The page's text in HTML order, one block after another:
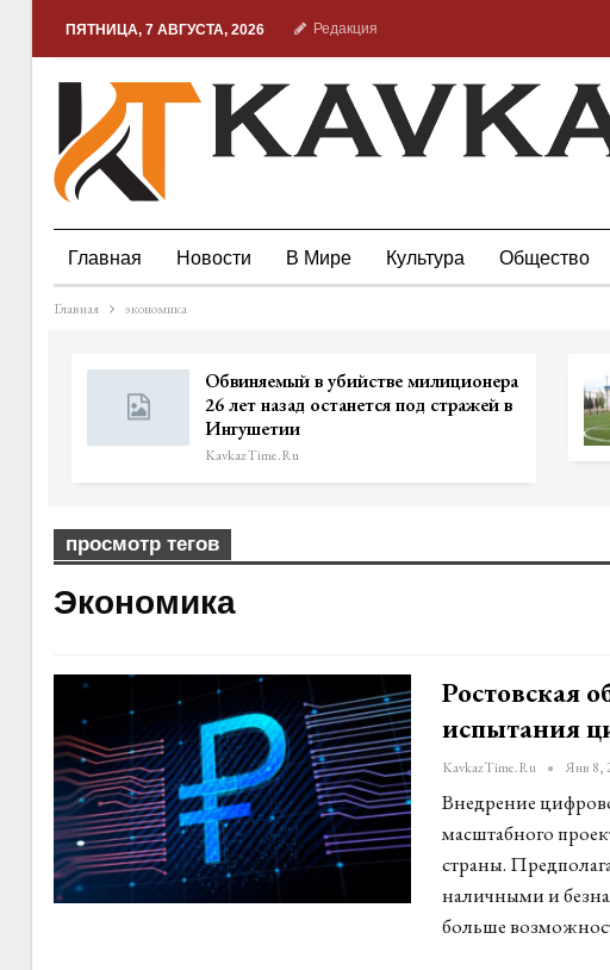
ПЯТНИЦА, 7 АВГУСТА, 2026 Редакция
Главная Новости В Мире Культура Общество
Главная экономика
Обвиняемый в убийстве милиционера
26 лет назад останется под стражей в
Ингушетии
KavkazTime.ru
просмотр тегов
Экономика
Ростовская
испытания
KavkazTime.ru Янв 8,
Внедрение
масштабного
страны.
наличными и
больше